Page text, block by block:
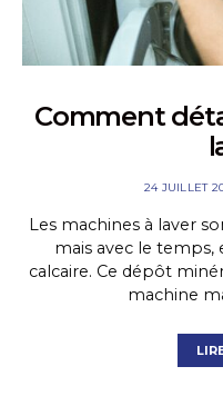
Comment
24 JUILLET
Les machines à laver
mais avec le temps,
calcaire. Ce dépôt
machine